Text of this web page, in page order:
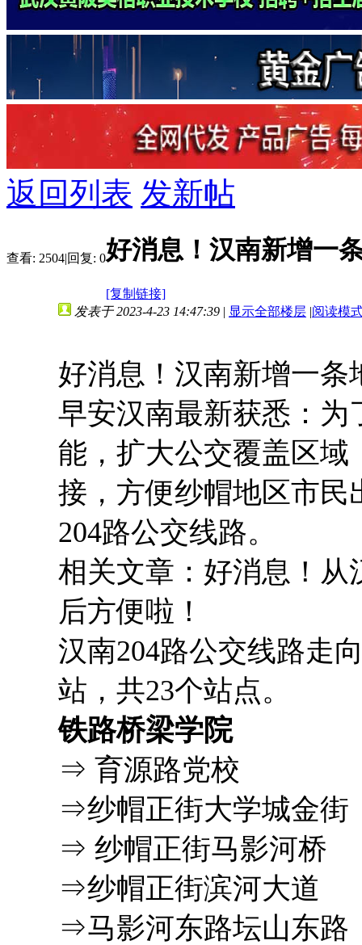
返回列表 发新帖
查看: 2504|回复: 0好消息！汉南新增一
[复制链接]
发表于 2023-4-23 14:47:39 | 显示全部楼层 |阅读模
好消息！汉南新增一条
早安汉南最新获悉：为
能，扩大公交覆盖区
接，方便纱帽地区市民
204路公交线路。
相关文章：好消息！从
后方便啦！
汉南204路公交线路走
站，共23个站点。
铁路桥梁学院
⇒ 育源路党校
⇒纱帽正街大学城金街
⇒ 纱帽正街马影河桥
⇒纱帽正街滨河大道
⇒马影河东路坛山东路